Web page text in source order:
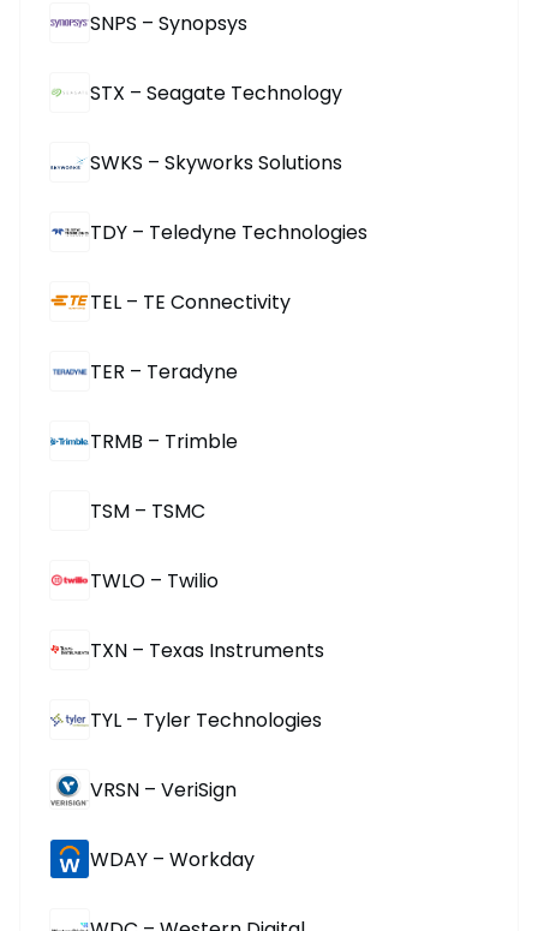
SNPS – Synopsys
STX – Seagate Technology
SWKS – Skyworks Solutions
TDY – Teledyne Technologies
TEL – TE Connectivity
TER – Teradyne
TRMB – Trimble
TSM – TSMC
TWLO – Twilio
TXN – Texas Instruments
TYL – Tyler Technologies
VRSN – VeriSign
WDAY – Workday